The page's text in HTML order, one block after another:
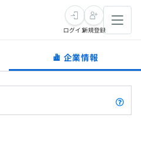
ログイン新規登録
企業情報